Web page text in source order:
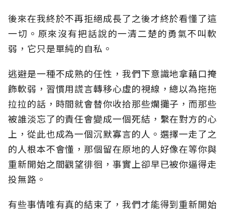
後來在我終於不再拒絕成長了之後才終於看懂了這
一切。原來沒有把話說的一清二楚的勇氣不叫軟
弱，它只是單純的自私。
逃避是一種不成熟的任性，我們下意識地拿藉口掩
飾軟弱，習慣用謊言轉移心虛的視線，總以為拖拖
拉拉的話，時間就會替你收拾那些爛攤子，而那些
被誰淡忘了的責任會變成一個死結，繫在對方的心
上，從此也成為一個沉默寡言的人。選擇一走了之
的人根本不會懂，那個留在原地的人好像在等你與
重新開始之間觀望徘徊，事實上卻早已被你逼得走
投無路。
有些事情唯有真的結束了，我們才能得到重新開始